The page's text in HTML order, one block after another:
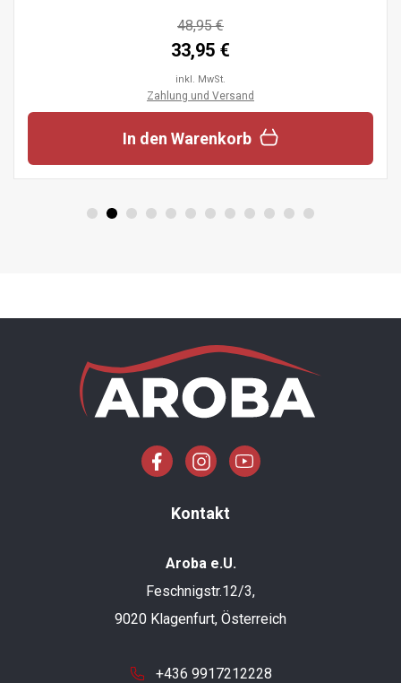
48,95 €
33,95 €
inkl. MwSt.
Zahlung und Versand
In den Warenkorb
Kontakt
Aroba e.U.
Feschnigstr.12/3,
9020 Klagenfurt, Österreich
+436 9917212228